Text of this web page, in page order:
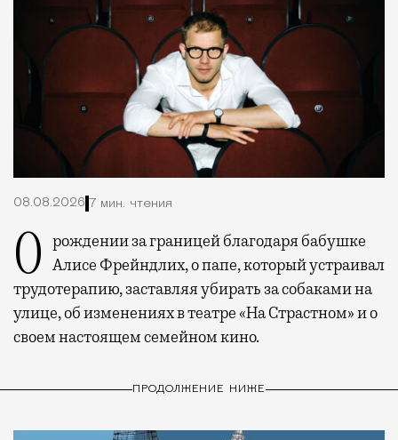
08.08.2026 7 мин. чтения
О рождении за границей благодаря бабушке Алисе Фрейндлих, о папе, который устраивал
трудотерапию, заставляя убирать за собаками на
улице, об изменениях в театре «На Страстном» и о
своем настоящем семейном кино.
ПРОДОЛЖЕНИЕ НИЖЕ